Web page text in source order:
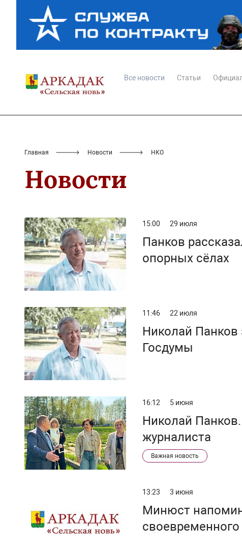
Все новости Статьи
Главная Новости НКО
Новости
15:00 29 июля
Панков
опорных сёлах
11:46 22 июля
Николай Панков
Госдумы
16:12 5 июня
Николай
журналиста
Важная новость
13:23 3 июня
Минюст